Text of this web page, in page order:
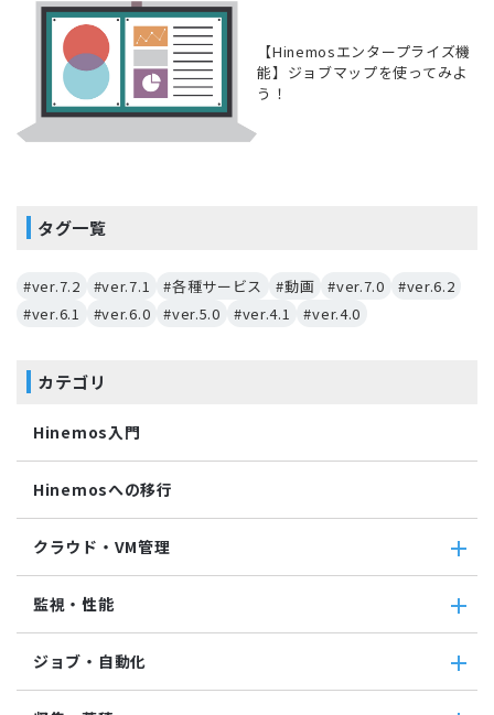
【Hinemosエンタープライズ機
能】ジョブマップを使ってみよ
う！
タグ一覧
#ver.7.2 #ver.7.1 #各種サービス #動画 #ver.7.0
#ver.6.2
#ver.6.1
#ver.6.0 #ver.5.0 #ver.4.1 #ver.4.0
カテゴリ
Hinemos入門
Hinemosへの移行
クラウド・VM管理
クラウド・VM共通
クラウド管理機能(AWS)
VM管理機能
監視・性能
パケットキャプチャ監視
カスタムトラップ監視
ジョブ・自動化